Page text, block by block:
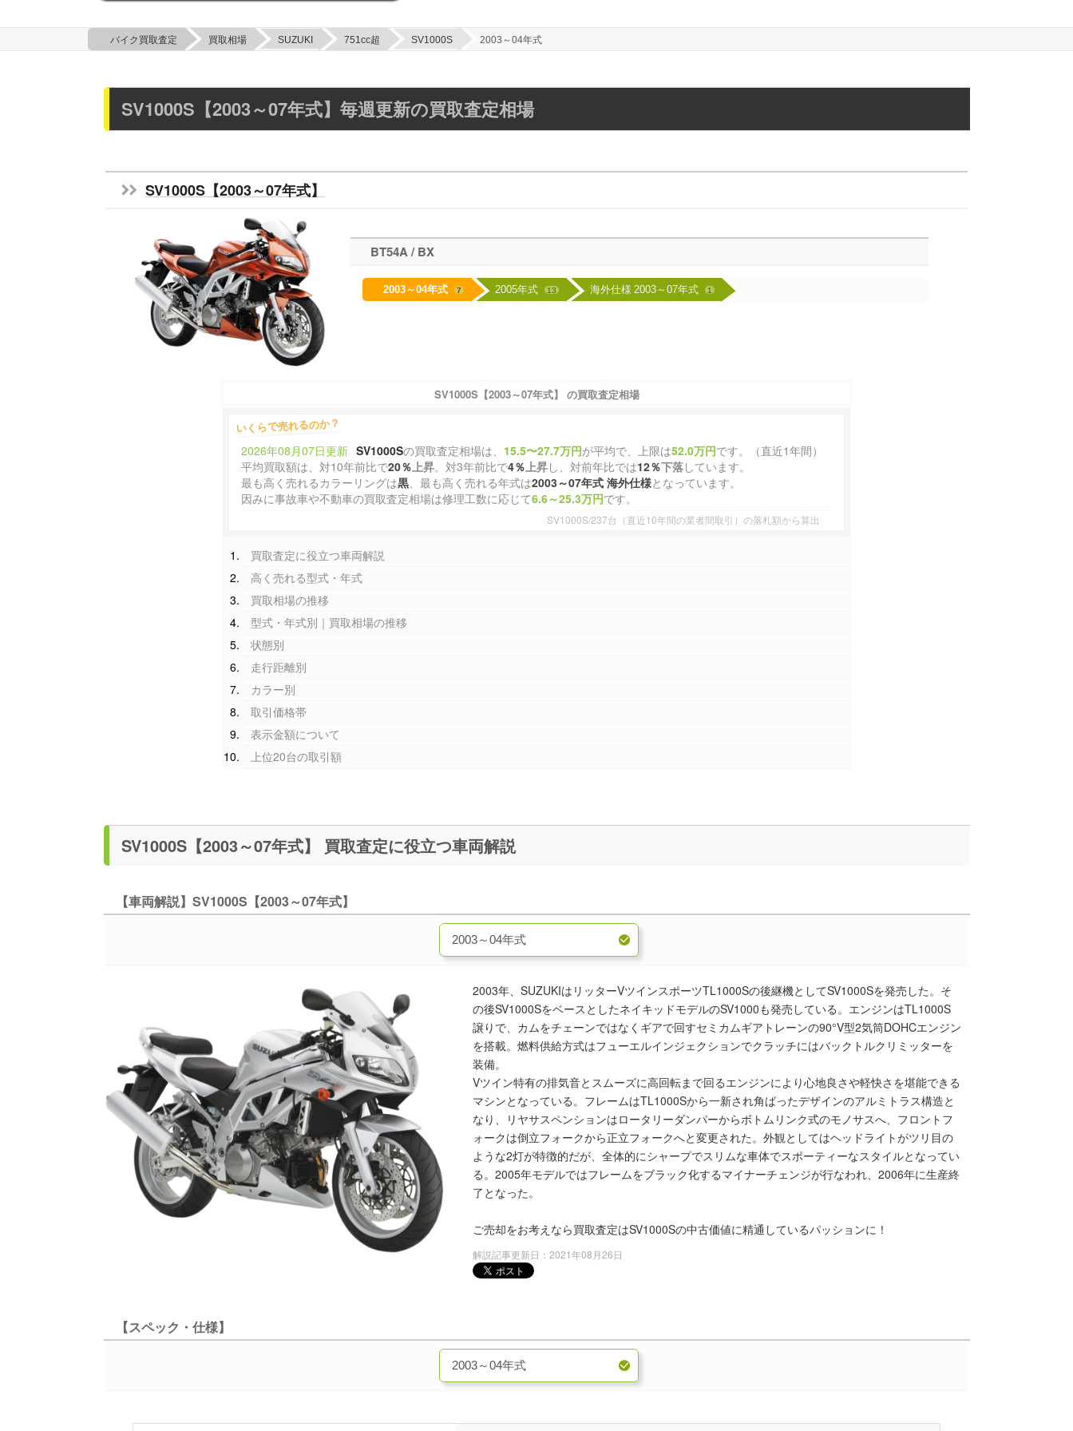
バイク買取査定 買取相場 SUZUKI 751cc超 SV1000S 2003～04年式
SV1000S【2003～07年式】毎週更新の買取査定相場
SV1000S【2003～07年式】
BT54A / BX
2003～04年式 7 2005年式 13 海外仕様 2003～07年式 1
SV1000S【2003～07年式】 の買取査定相場
いくらで売れるのか？
2026年08月07日更新 SV1000Sの買取査定相場は、 15.5〜27.7万円が平均で、上限は52.0万円です。（直近1年間）
平均買取額は、対10年前比で20％ 上昇。対3年前比で4％ 上昇し、対前年比では12％下落しています。
最も高く売れるカラーリングは黒 、最も高く売れる年式は2003～07年式 海外仕様となっています。
因みに事故車や不動車の買取査定相場は修理工数に応じて6.6～25.3万円です。
SV1000S/237台（直近10年間の業者間取引）の落札額から算出
買取査定に役立つ車両解説
高く売れる型式・年式
買取相場の推移
型式・年式別｜買取相場の推移
状態別
走行距離別
カラー別
取引価格帯
表示金額について
上位20台の取引額
SV1000S【2003～07年式】 買取査定に役立つ車両解説
【車両解説】SV1000S【2003～07年式】
2003年、SUZUKIはリッターVツインスポーツTL1000Sの後継機としてSV1000Sを発売した。そ
の後SV1000SをベースとしたネイキッドモデルのSV1000も発売している。エンジンはTL1000S
譲りで、カムをチェーンではなくギアで回すセミカムギアトレーンの90°V型2気筒DOHCエンジン
を搭載。燃料供給方式はフューエルインジェクションでクラッチにはバックトルクリミッターを
装備。
Vツイン特有の排気音とスムーズに高回転まで回るエンジンにより心地良さや軽快さを堪能できる
マシンとなっている。フレームはTL1000Sから一新され角ばったデザインのアルミトラス構造と
なり、リヤサスペンションはロータリーダンパーからボトムリンク式のモノサスへ、フロントフ
ォークは倒立フォークから正立フォークへと変更された。外観としてはヘッドライトがツリ目の
ような2灯が特徴的だが、全体的にシャープでスリムな車体でスポーティーなスタイルとなってい
る。2005年モデルではフレームをブラック化するマイナーチェンジが行なわれ、2006年に生産終
了となった。
ご売却をお考えなら買取査定はSV1000Sの中古価値に精通しているパッションに！
解説記事更新日：2021年08月26日
【スペック・仕様】